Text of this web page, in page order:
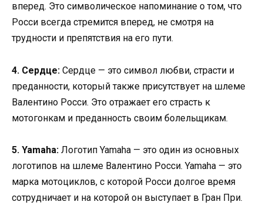
вперед. Это символическое напоминание о том, что
Росси всегда стремится вперед, не смотря на
трудности и препятствия на его пути.
4. Сердце: Сердце — это символ любви, страсти и
преданности, который также присутствует на шлеме
Валентино Росси. Это отражает его страсть к
мотогонкам и преданность своим болельщикам.
5. Yamaha: Логотип Yamaha — это один из основных
логотипов на шлеме Валентино Росси. Yamaha — это
марка мотоциклов, с которой Росси долгое время
сотрудничает и на которой он выступает в Гран При.